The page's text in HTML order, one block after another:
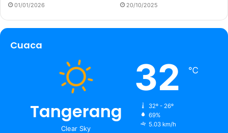
01/01/2026 20/10/2025
Cuaca
Tangerang
Clear Sky
32 ℃
32º - 26º
69%
5.03 km/h